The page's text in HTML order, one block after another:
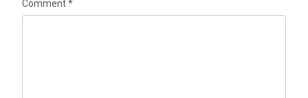
Comment*